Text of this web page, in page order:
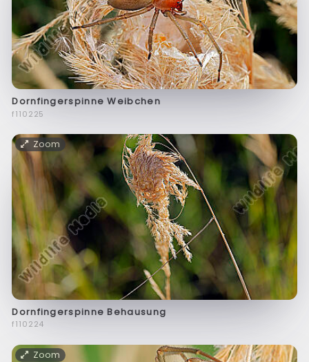
Dornfingerspinne Weibchen
f110225
Zoom
Dornfingerspinne Behausung
f110224
Zoom